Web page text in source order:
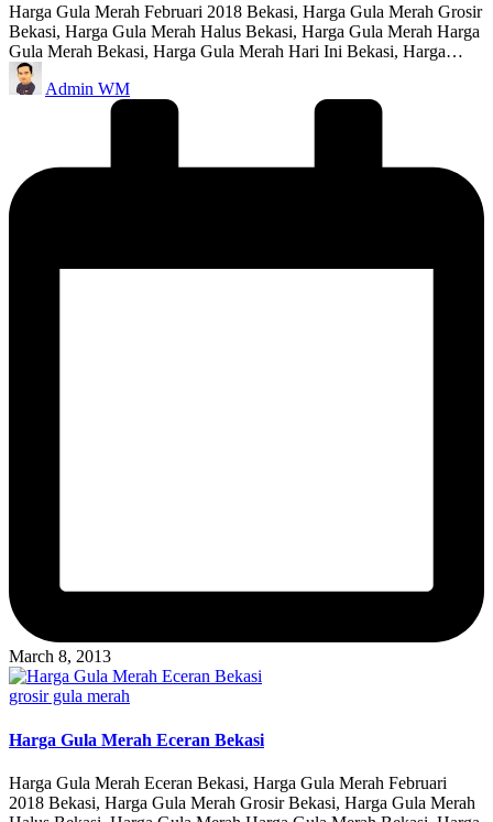
Harga Gula Merah Februari 2018 Bekasi, Harga Gula Merah Grosir
Bekasi, Harga Gula Merah Halus Bekasi, Harga Gula Merah Harga
Gula Merah Bekasi, Harga Gula Merah Hari Ini Bekasi, Harga…
Posted
by
Admin WM
March 8, 2013
Posted
grosir gula merah
Harga Gula Merah Eceran Bekasi
Harga Gula Merah Eceran Bekasi, Harga Gula Merah Februari
2018 Bekasi, Harga Gula Merah Grosir Bekasi, Harga Gula Merah